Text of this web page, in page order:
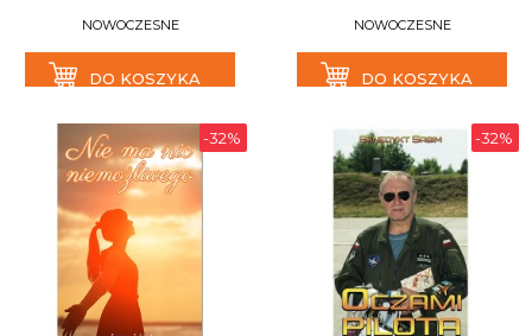
NOWOCZESNE
DO KOSZYKA
NOWOCZESNE
DO KOSZYKA
-32% -32%